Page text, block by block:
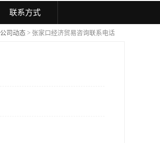
联系方式
公司动态 > 张家口经济贸易咨询联系电话